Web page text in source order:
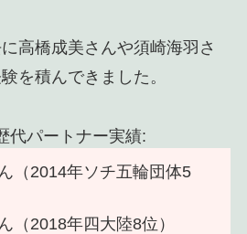
高橋成美さんや須崎海羽さ
を積んできました。
代パートナー実績:
（2014年ソチ五輪団体5
（2018年四大陸8位）